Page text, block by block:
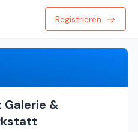
Registrieren
Galerie &